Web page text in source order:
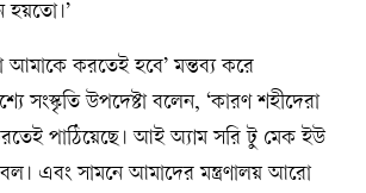
হয়তো।’
আমাকে করতেই হবে’ মন্তব্য করে
সংস্কৃতি উপদেষ্টা বলেন, ‘কারণ শহীদেরা
পাঠিয়েছে। আই অ‍্যাম সরি টু মেক ইউ
এবং সামনে আমাদের মন্ত্রণালয় আরো